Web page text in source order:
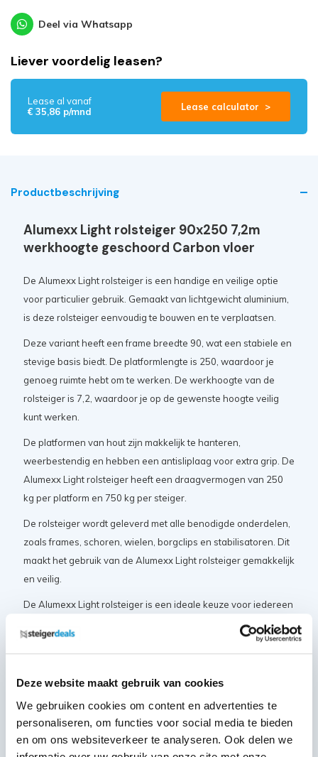
Deze website maakt gebruik van cookies
We gebruiken cookies om content en advertenties te
personaliseren, om functies voor social media te bieden
en om ons websiteverkeer te analyseren. Ook delen we
Deel via Whatsapp
Liever voordelig leasen?
Lease al vanaf
€ 35,86 p/mnd
Lease calculator >
Productbeschrijving
Alumexx Light rolsteiger 90x250 7,2m
werkhoogte geschoord Carbon vloer
De Alumexx Light rolsteiger is een handige en veilige optie
voor particulier gebruik. Gemaakt van lichtgewicht aluminium,
is deze rolsteiger eenvoudig te bouwen en te verplaatsen.
Deze variant heeft een frame breedte 90, wat een stabiele en
stevige basis biedt. De platformlengte is 250, waardoor je
genoeg ruimte hebt om te werken. De werkhoogte van de
rolsteiger is 7,2, waardoor je op de gewenste hoogte veilig
kunt werken.
De platformen van hout zijn makkelijk te hanteren,
weerbestendig en hebben een antisliplaag voor extra grip. De
Alumexx Light rolsteiger heeft een draagvermogen van 250
kg per platform en 750 kg per steiger.
De rolsteiger wordt geleverd met alle benodigde onderdelen,
zoals frames, schoren, wielen, borgclips en stabilisatoren. Dit
maakt het gebruik van de Alumexx Light rolsteiger gemakkelijk
en veilig.
De Alumexx Light rolsteiger is een ideale keuze voor iedereen
die op zoek is naar een betrouwbare en betaalbare rolsteiger
voor diverse werkzaamheden aan gevels, kozijnen, dakgoten
Certificaten en normeringen
De Alumexx Light rolsteiger beschikt over de volgende